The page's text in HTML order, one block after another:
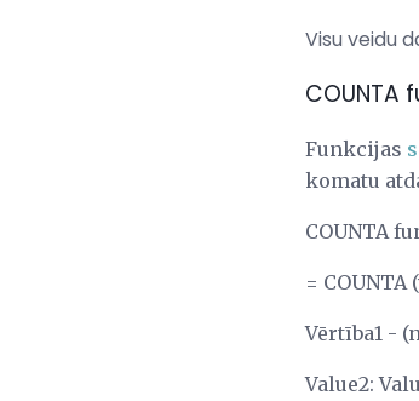
Visu veidu
COUNTA
Funkcijas
komatu
COUNTA
= COUNTA
Vērtība1 -
Value2: